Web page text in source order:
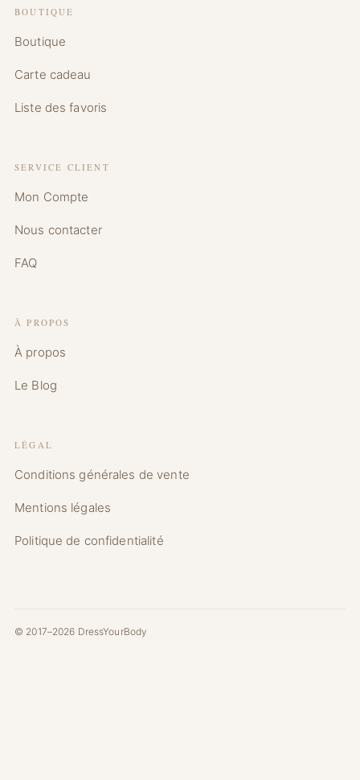
BOUTIQUE
Boutique
Carte cadeau
Liste des favoris
SERVICE CLIENT
Mon Compte
Nous contacter
FAQ
À PROPOS
À propos
Le Blog
LÉGAL
Conditions générales de vente
Mentions légales
Politique de confidentialité
© 2017–2026 DressYourBody